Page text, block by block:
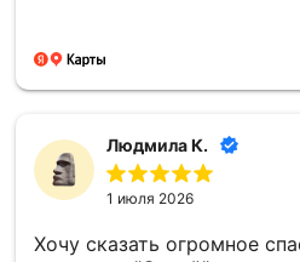
Людмила К.
1 июля 2026
Хочу сказать огромное